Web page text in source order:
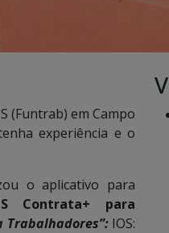
(Funtrab) em Campo
experiência e o
o aplicativo para
Contrata+ para
Trabalhadores”: IOS: